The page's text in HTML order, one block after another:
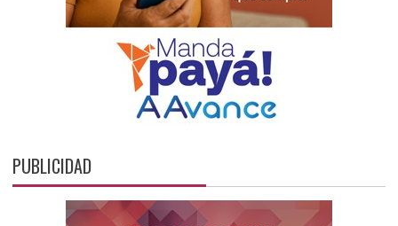
PUBLICIDAD